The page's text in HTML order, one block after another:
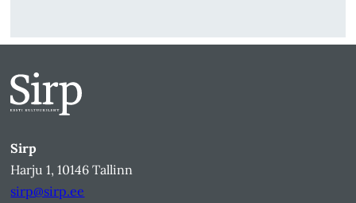
Sirp
Harju 1, 10146 Tallinn
sirp@sirp.ee